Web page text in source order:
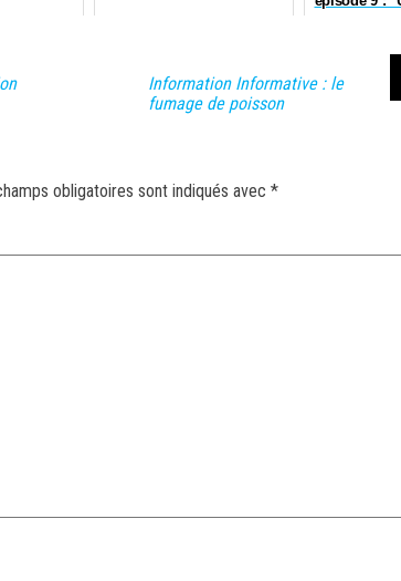
Information Informative : le
fumage de poisson
obligatoires sont indiqués avec *